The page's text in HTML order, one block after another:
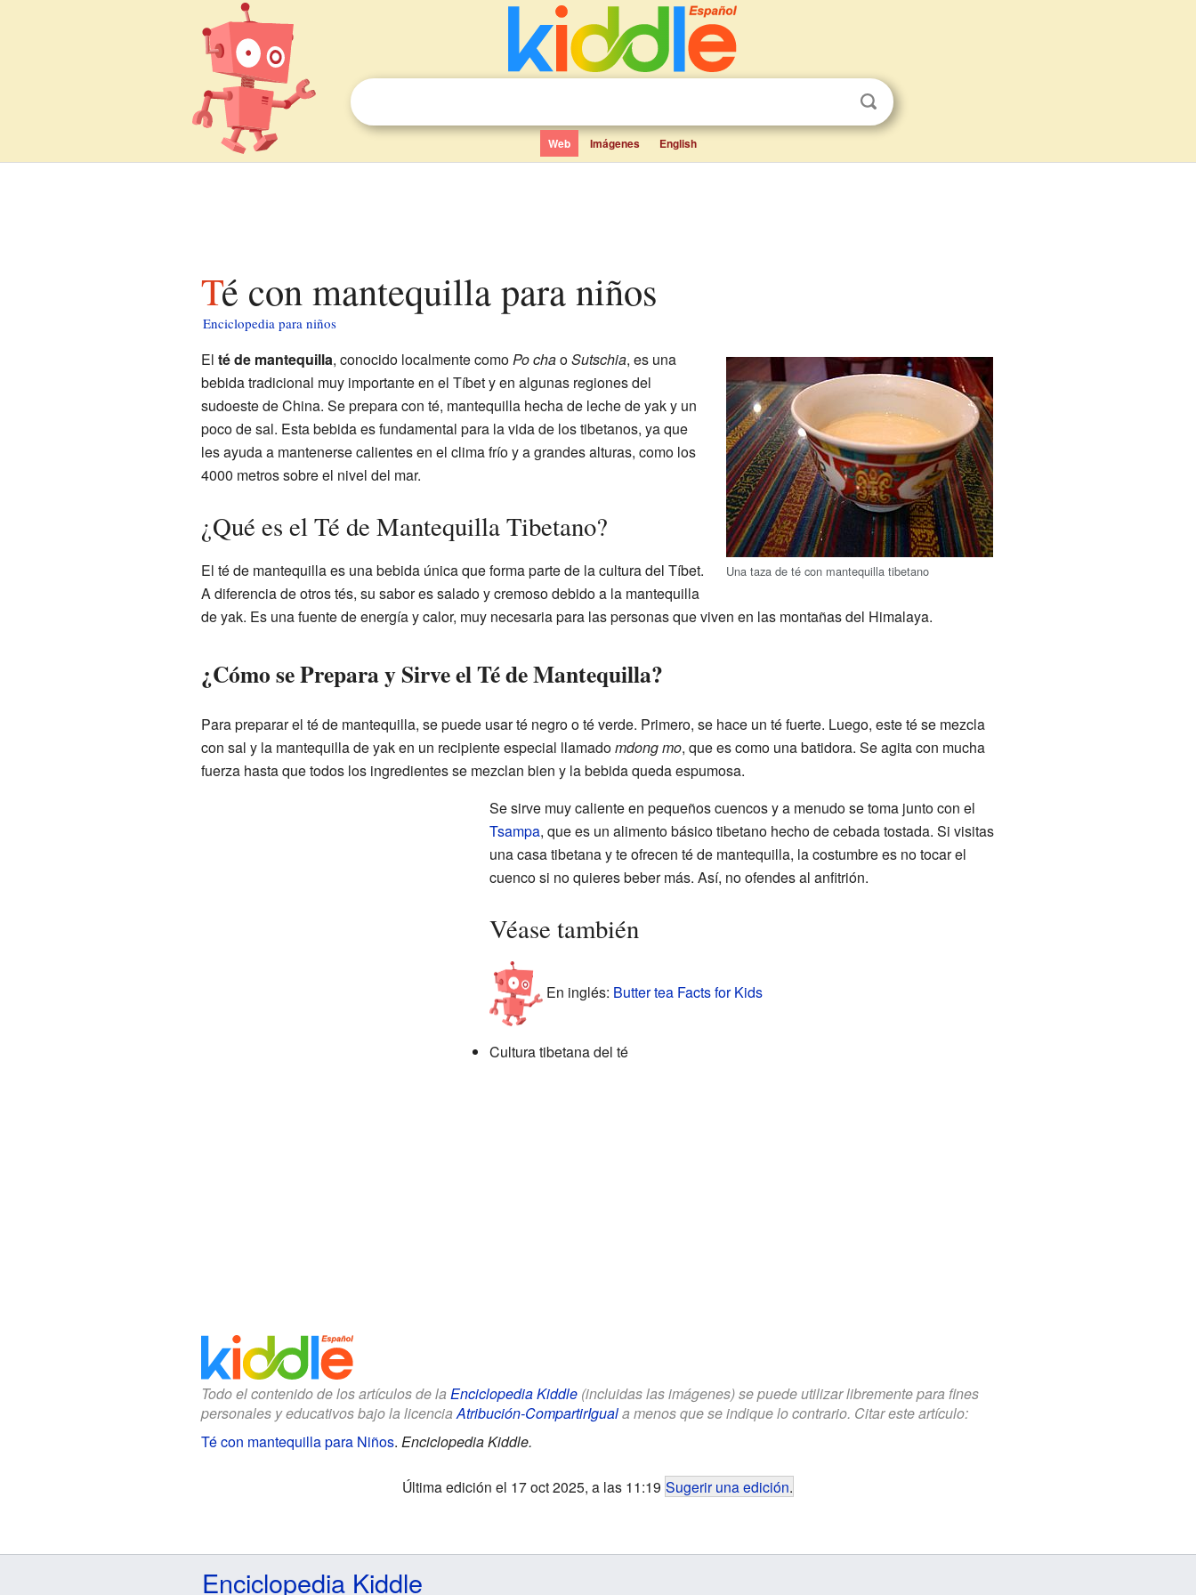
Web Imágenes English
Té con mantequilla para niños
Enciclopedia para niños
Una taza de té con mantequilla tibetano
El té de mantequilla, conocido localmente comoPo chaoSutschia, es una
bebida tradicional muy importante en el Tíbet y en algunas regiones del
sudoeste de China. Se prepara con té, mantequilla hecha de leche de yak y un
poco de sal. Esta bebida es fundamental para la vida de los tibetanos, ya que
les ayuda a mantenerse calientes en el clima frío y a grandes alturas, como los
4000 metros sobre el nivel del mar.
¿Qué es el Té de Mantequilla Tibetano?
El té de mantequilla es una bebida única que forma parte de la cultura del Tíbet.
A diferencia de otros tés, su sabor es salado y cremoso debido a la mantequilla
de yak. Es una fuente de energía y calor, muy necesaria para las personas que viven en las montañas del Himalaya.
¿Cómo se Prepara y Sirve el Té de Mantequilla?
Para preparar el té de mantequilla, se puede usar té negro o té verde. Primero, se hace un té fuerte. Luego, este té se mezcla
con sal y la mantequilla de yak en un recipiente especial llamadomdong mo, que es como una batidora. Se agita con mucha
fuerza hasta que todos los ingredientes se mezclan bien y la bebida queda espumosa.
Se sirve muy caliente en pequeños cuencos y a menudo se toma junto con el
Tsampa, que es un alimento básico tibetano hecho de cebada tostada. Si visitas
una casa tibetana y te ofrecen té de mantequilla, la costumbre es no tocar el
cuenco si no quieres beber más. Así, no ofendes al anfitrión.
Véase también
En inglés: Butter tea Facts for Kids
Cultura tibetana del té
Todo el contenido de los artículos de la Enciclopedia Kiddle(incluidas las imágenes) se puede utilizar libremente para fines
personales y educativos bajo la licenciaAtribución-CompartirIguala menos que se indique lo contrario. Citar este artículo:
Té con mantequilla para Niños. Enciclopedia Kiddle.
Última edición el 17 oct 2025, a las 11:19 Sugerir una edición.
Enciclopedia Kiddle